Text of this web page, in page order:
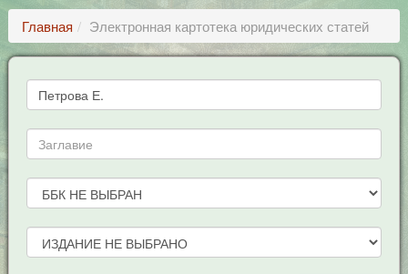
Главная Электронная картотека юридических статей